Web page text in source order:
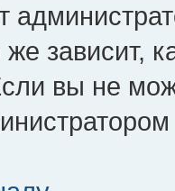
же зависит,
вы не